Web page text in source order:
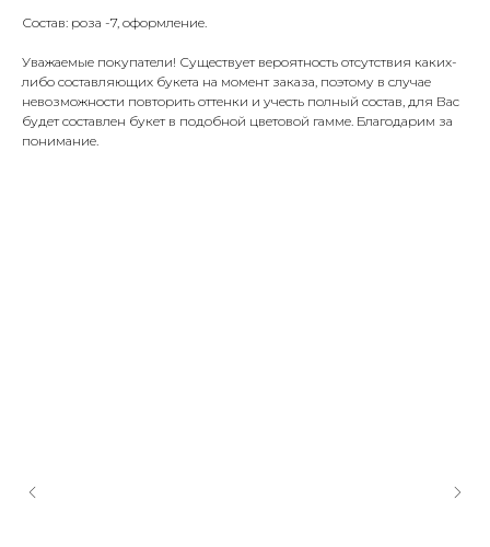
Состав: роза -7, оформление.
Уважаемые покупатели! Существует вероятность отсутствия каких-
либо составляющих букета на момент заказа, поэтому в случае
невозможности повторить оттенки и учесть полный состав, для Вас
будет составлен букет в подобной цветовой гамме. Благодарим за
понимание.